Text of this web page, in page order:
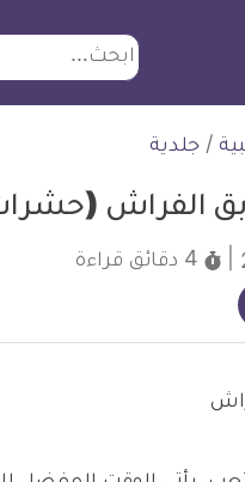
ابحث
/ جلدية
الفراش
4 دقائق قراءة
- ديلي ميديكال انفو